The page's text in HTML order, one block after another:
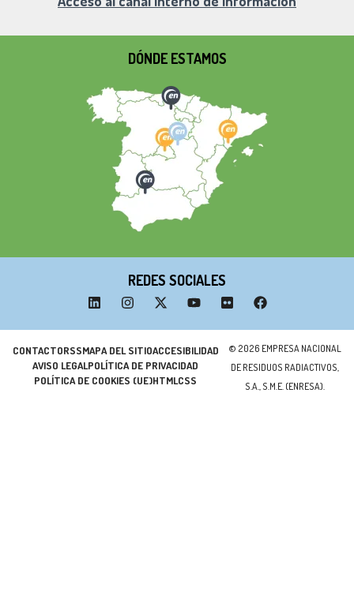
DÓNDE ESTAMOS
REDES SOCIALES
© 2026 EMPRESA NACIONAL
DE RESIDUOS RADIACTIVOS,
S.A., S.M.E. (ENRESA).
CONTACTORSSMAPA DEL SITIOACCESIBILIDAD
AVISO LEGALPOLÍTICA DE PRIVACIDAD
POLÍTICA DE COOKIES (UE)HTMLCSS